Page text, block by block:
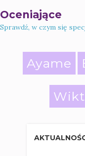
Oceniające
Sprawdź, w czym się
Ayame